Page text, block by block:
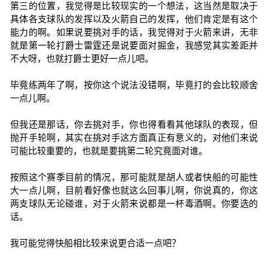
第三的位置，我觉得是比较现实的一个想法，这当然是取决于
具体各支球队的发挥以及火箭自己的发挥，他们肯定是有这个
能力的啊。如果说要挑对手的话，我觉得对于火箭来讲，无非
就是第一轮打爵士雷霆还是说要面对掘金，我感觉其实差距并
不大呀，也就打爵士更好一点儿吧。
毕竟练两年了啊，按你这个说法没错啊，毕竟打的会比较顺舍
一点儿啊。
但我还是那话，你去挑对手，你也得看看其他球队的表现，但
抛开手轮啊，其实在挑对手这方面真正有意义的，对他们来说
可能比较重要的，也就是要挑第二轮究竟面对谁。
按照这个赛季目前的情况，那可能就是胡人或者快船的可能性
大一点儿啊，目前看好像也就这么回事儿啊，你说真的，你这
两支球队无论碰谁，对于火箭来说都是一杯毒酒啊。你要选的
话。
我可能觉得快船相比较来说更合适一点吧？